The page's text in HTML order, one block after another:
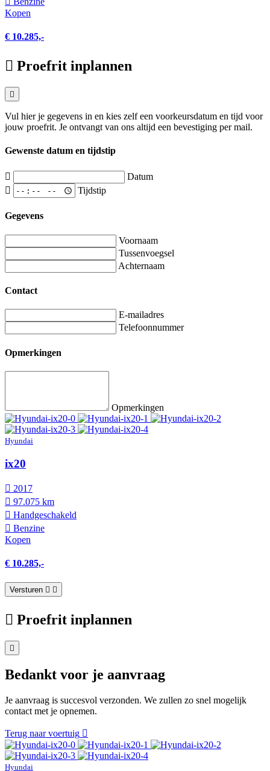
Kopen
€ 10.285,-
Proefrit inplannen
Vul hier je gegevens in en kies zelf een voorkeursdatum en tijd voor
jouw proefrit. Je ontvangt van ons altijd een bevestiging per mail.
Gewenste datum en tijdstip
Datum
Tijdstip
Gegevens
Voornaam
Tussenvoegsel
Achternaam
Contact
E-mailadres
Telefoonnummer
Opmerkingen
Opmerkingen
Hyundai
ix20
2017
97.075 km
Hand­geschakeld
Benzine
Kopen
€ 10.285,-
Versturen
Proefrit inplannen
Bedankt voor je aanvraag
Je aanvraag is succesvol verzonden. We zullen zo snel mogelijk
contact met je opnemen.
Terug naar voertuig
Hyundai